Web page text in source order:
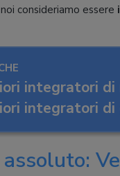
consideriamo essere
integratori di
integratori di